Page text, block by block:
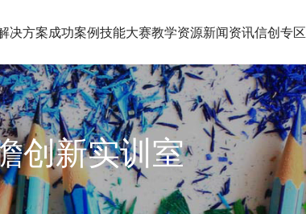
决方案成功案例技能大赛教学资源新闻资讯信创专区
创新实训室